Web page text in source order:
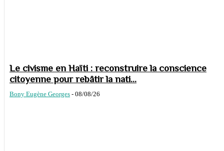
Le civisme en Haïti : reconstruire la conscience
citoyenne pour rebâtir la nati...
Bony Eugène Georges - 08/08/26